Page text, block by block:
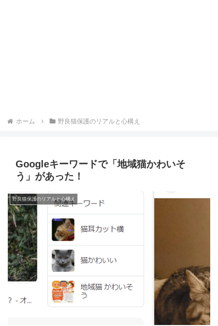
ホーム 野良猫保護のリアルと心構え
Googleキーワードで「地域猫かわいそ
う」があった！
野良猫保護のリアルと心構え